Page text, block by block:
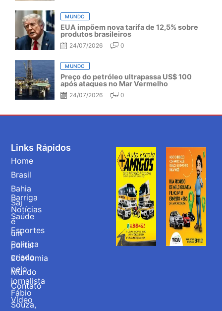
MUNDO
EUA impõem nova tarifa de 12,5% sobre
produtos brasileiros
24/07/2026 0
MUNDO
Preço do petróleo ultrapassa US$ 100
após ataques no Mar Vermelho
24/07/2026 0
Barriga
Notícias
é
um
portal
criado
pelo
jornalista
Fábio
Souza,
Links Rápidos
Home
Brasil
Bahia
Saj
Saúde
Esportes
Politica
Economia
Mundo
Contato
Vídeo